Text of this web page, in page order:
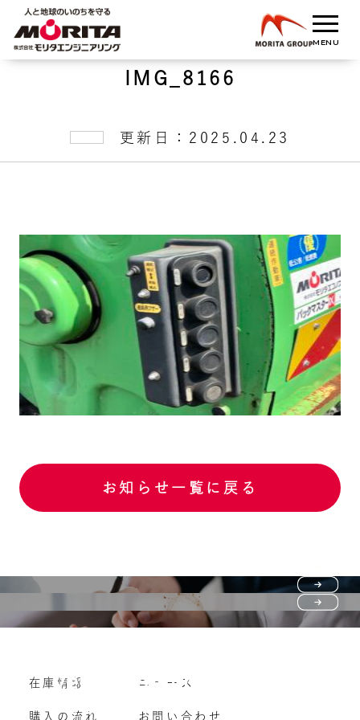
IMG_8166
更新日：2025.04.23
お知らせ一覧に戻る
購入の流れ
よくいただくご質問
Vehicle purchase
車両買い取り
在庫情報
購入の流れ
ニュース
お問い合わせ